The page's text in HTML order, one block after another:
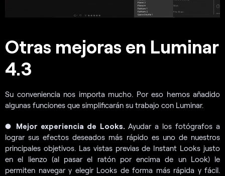
Otras mejoras en Luminar
4.3
Su conveniencia nos importa mucho. Por eso hemos añadido
algunas funciones que simplificarán su trabajo con Luminar.
● Mejor experiencia de Looks. Ayudar a los fotógrafos a
lograr sus efectos deseados más rápido es uno de nuestros
principales objetivos. Las vistas previas de Instant Looks justo
en el lienzo (al pasar el ratón por encima de un Look) le
permiten navegar y elegir Looks de forma más rápida y fácil.